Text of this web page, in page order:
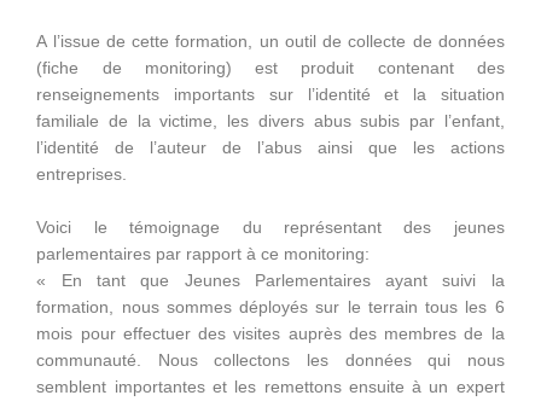
A l’issue de cette formation, un outil de collecte de données
(fiche de monitoring) est produit contenant des
renseignements importants sur l’identité et la situation
familiale de la victime, les divers abus subis par l’enfant,
l’identité de l’auteur de l’abus ainsi que les actions
entreprises.
Voici le témoignage du représentant des jeunes
parlementaires par rapport à ce monitoring:
« En tant que Jeunes Parlementaires ayant suivi la
formation, nous sommes déployés sur le terrain tous les 6
mois pour effectuer des visites auprès des membres de la
communauté. Nous collectons les données qui nous
semblent importantes et les remettons ensuite à un expert